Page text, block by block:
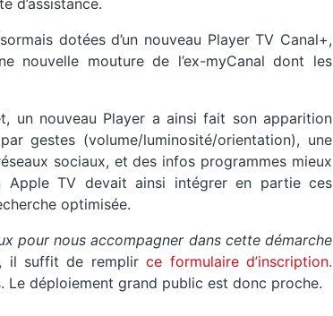
d’assistance.
dotées d’un nouveau Player TV Canal+,
nouvelle mouture de l’ex-myCanal dont les
un nouveau Player a ainsi fait son apparition
gestes (volume/luminosité/orientation), une
sociaux, et des infos programmes mieux
Apple TV devait ainsi intégrer en partie ces
optimisée.
pour nous accompagner dans cette démarche
il suffit de remplirce formulaire d’inscription.
Le déploiement grand public est donc proche.